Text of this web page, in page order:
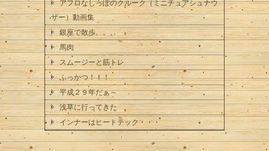
アフロなしっぽのクルーク（ミニチュアシュナウ
ザー）動画集
銀座で散歩。。。
馬肉
スムージーと筋トレ
ふっかつ！！！
平成２９年だぁ～
浅草に行ってきた
インナーはヒートテック・・・